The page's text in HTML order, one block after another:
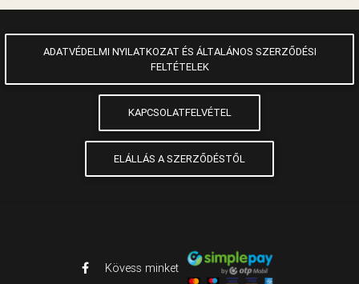
ADATVÉDELMI NYILATKOZAT ÉS ÁLTALÁNOS SZERZŐDÉSI
FELTÉTELEK
KAPCSOLATFELVÉTEL
ELÁLLÁS A SZERZŐDÉSTŐL
Kövess minket